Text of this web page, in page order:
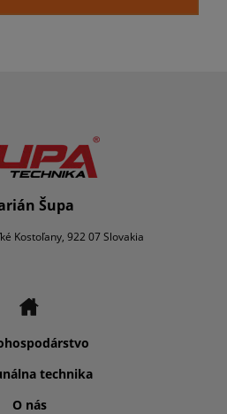
Šupa
Kostoľany, 922 07 Slovakia
technika
O nás